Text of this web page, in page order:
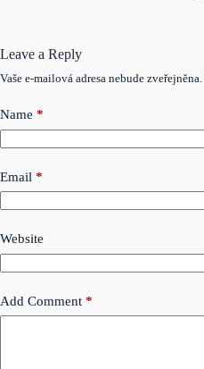
Leave a Reply
Vaše e-mailová adresa nebude zveřejněna.
Name *
Email *
Website
Add Comment *